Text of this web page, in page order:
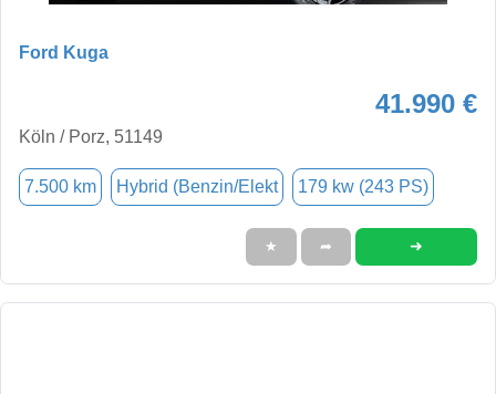
Ford Kuga
41.990 €
Köln / Porz, 51149
7.500 km Hybrid (Benzin/Elekt 179 kw (243 PS)
★ ➦ ➜